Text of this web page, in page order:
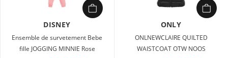
DISNEY
Ensemble de survetement Bebe
fille JOGGING MINNIE Rose
ONLY
ONLNEWCLAIRE QUILTED
WAISTCOAT OTW NOOS